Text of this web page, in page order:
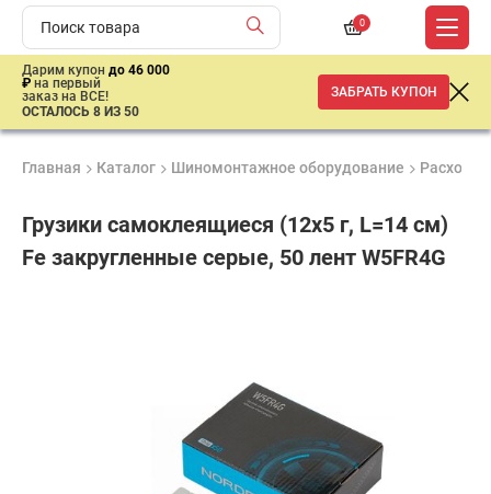
0
Дарим купон до 46 000
₽ на первый
заказ на ВСЕ!
ОСТАЛОСЬ 8 ИЗ 50
ЗАБРАТЬ КУПОН
Главная Каталог Шиномонтажное оборудование
Грузики самоклеящиеся (12х5 г, L=14 см)
Fe закругленные серые, 50 лент W5FR4G